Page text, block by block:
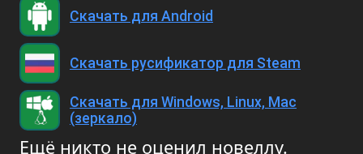
Скачать для Android
Скачать русификатор для Steam
Скачать для Windows, Linux, Mac
(зеркало)
Ещё никто не оценил новеллу.